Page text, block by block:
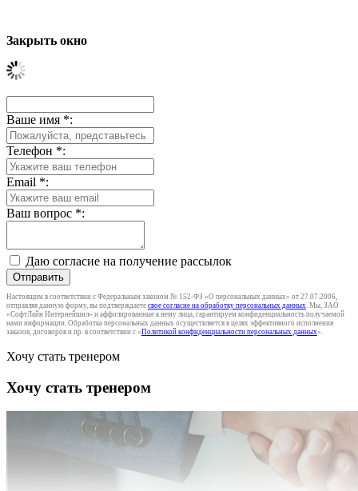
Закрыть окно
Ваше имя *:
Телефон *:
Email *:
Ваш вопрос *:
Даю согласие на получение рассылок
Отправить
Настоящим в соответствии с Федеральным законом № 152-ФЗ «О персональных данных» от 27.07.2006,
отправляя данную форму, вы подтверждаете свое согласие на обработку персональных данных. Мы, ЗАО
«СофтЛайн Интернейшнл» и аффилированные к нему лица, гарантируем конфиденциальность получаемой
нами информации. Обработка персональных данных осуществляется в целях эффективного исполнения
заказов, договоров и пр. в соответствии с «Политикой конфиденциальности персональных данных».
Хочу стать тренером
Хочу стать тренером